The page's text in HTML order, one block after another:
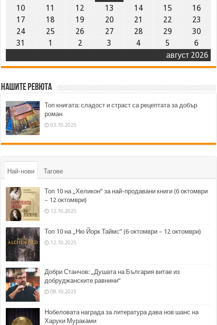
август 2026
10
11 12 13 14 15
16
17
18 19 20 21 22
23
24
25 26 27 28 29
30
31
1 2 3 4 5 6
Нашите ревюта
Топ книгата: сладост и страст са рецептата за добър
роман
03.10.2025
Най-нови Тагове
Топ 10 на „Хеликон” за най-продавани книги (6 октомври
– 12 октомври)
12.10.2025
Топ 10 на „Ню Йорк Таймс” (6 октомври – 12 октомври)
12.10.2025
Добри Станчов: „Душата на България витае из
добруджанските равнини“
08.10.2025
Нобеловата награда за литература дава нов шанс на
Харуки Мураками